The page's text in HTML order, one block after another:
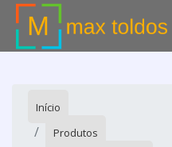
Início
Produtos